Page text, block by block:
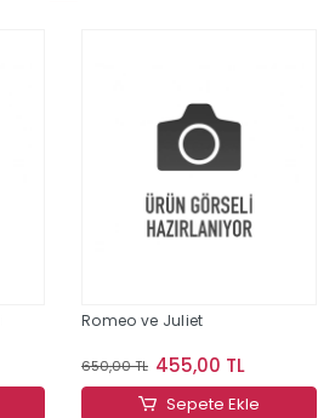
Romeo ve Juliet
650,00 TL 455,00 TL
Sepete Ekle